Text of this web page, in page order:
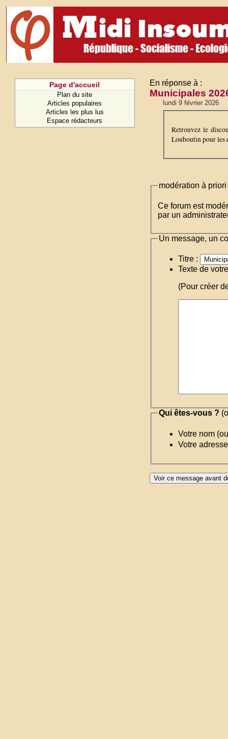
Page d'accueil
Plan du site
Articles populaires
Articles les plus lus
Espace rédacteurs
En réponse à :
Municipales
lundi 9 février 2026
Retrouvez le
Louboutin pour les
modération à priori
Ce forum est
par un
Un message, un
Titre :
Texte de
(Pour créer
Qui êtes-vous ?
Votre nom
Votre